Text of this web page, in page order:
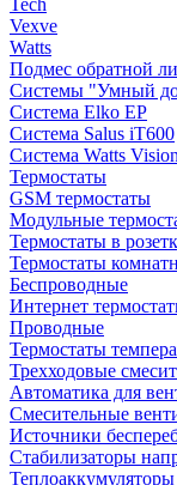
Vexve
Watts
Подмес обратной
Системы "Умный
Система Elko EP
Система Salus iT600
Система Watts Vision
Термостаты
GSM термостаты
Модульные
Термостаты в
Термостаты
Беспроводные
Интернет
Проводные
Термостаты
Трехходовые
Автоматика для
Смесительные
Источники
Стабилизаторы